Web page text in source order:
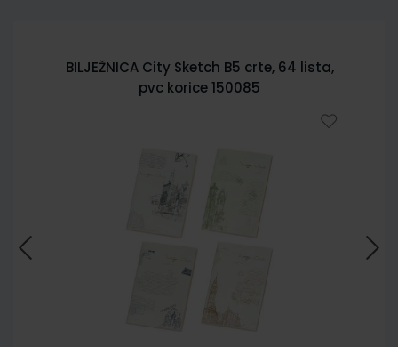
BILJEŽNICA City Sketch B5 crte, 64 lista,
pvc korice 150085